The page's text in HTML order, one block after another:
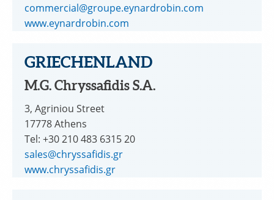
commercial@groupe.eynardrobin.com
www.eynardrobin.com
GRIECHENLAND
M.G. Chryssafidis S.A.
3, Agriniou Street
17778 Athens
Tel: +30 210 483 6315 20
sales@chryssafidis.gr
www.chryssafidis.gr